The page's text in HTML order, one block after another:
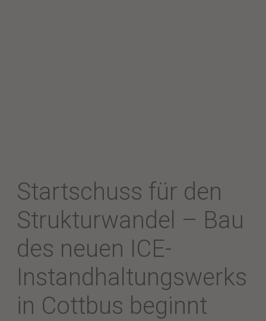
Startschuss für den
Strukturwandel – Bau
des neuen ICE-
Instandhaltungswerks
in Cottbus beginnt